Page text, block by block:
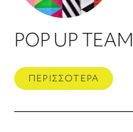
POP UP TEAM
ΠΕΡΙΣΣΟΤΕΡΑ